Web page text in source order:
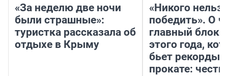
«За неделю две ночи
были страшные»:
туристка рассказала об
отдыхе в Крыму
«Никого нельзя
победить». О
главный
этого года,
бьет рекорды в
прокате: